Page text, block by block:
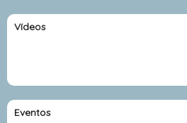
Vídeos
Eventos